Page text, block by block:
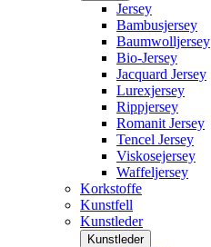
Jersey
Bambusjersey
Baumwolljersey
Bio-Jersey
Jacquard Jersey
Lurexjersey
Rippjersey
Romanit Jersey
Tencel Jersey
Viskosejersey
Waffeljersey
Korkstoffe
Kunstfell
Kunstleder
Kunstleder